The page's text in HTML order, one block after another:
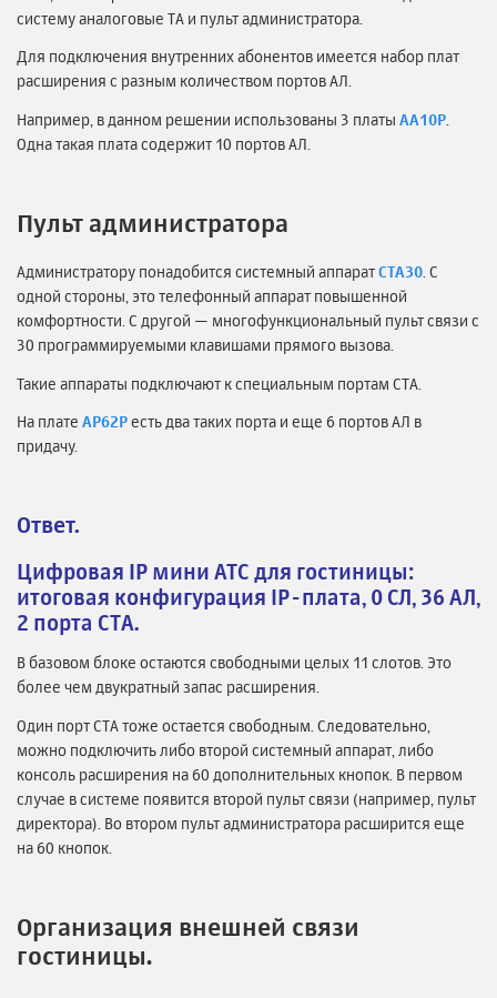
систему аналоговые ТА и пульт администратора.
Для подключения внутренних абонентов имеется набор плат
расширения с разным количеством портов АЛ.
Например, в данном решении использованы 3 платы AA10P
Одна такая плата содержит 10 портов АЛ.
Пульт администратора
Администратору понадобится системный аппаратСТА30 . С
одной стороны, это телефонный аппарат повышенной
комфортности. С другой — многофункциональный пульт связи с
30 программируемыми клавишами прямого вызова.
Такие аппараты подключают к специальным портам СТА.
На плате AP62Pесть два таких порта и еще 6 портов АЛ в
придачу.
Ответ.
Цифровая IP мини АТС для гостиницы:
итоговая конфигурация IP-плата, 0 СЛ, 36 АЛ,
2 порта СТА.
В базовом блоке остаются свободными целых 11 слотов. Это
более чем двукратный запас расширения.
Один порт СТА тоже остается свободным. Следовательно,
можно подключить либо второй системный аппарат, либо
консоль расширения на 60 дополнительных кнопок. В первом
случае в системе появится второй пульт связи (например, пульт
директора). Во втором пульт администратора расширится еще
на 60 кнопок.
Организация внешней связи
гостиницы.